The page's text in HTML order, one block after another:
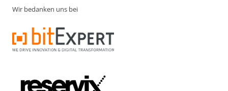
Wir bedanken uns bei